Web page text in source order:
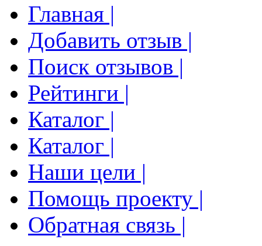
Главная |
Добавить отзыв |
Поиск отзывов |
Рейтинги |
Каталог |
Каталог |
Наши цели |
Помощь проекту |
Обратная связь |